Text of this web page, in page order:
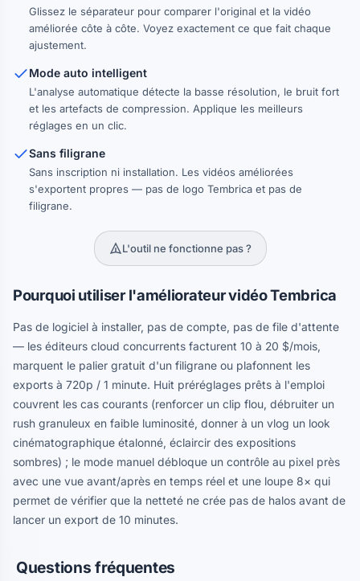
Glissez le séparateur pour comparer l'original et la vidéo
améliorée côte à côte. Voyez exactement ce que fait chaque
ajustement.
Mode auto intelligent
L'analyse automatique détecte la basse résolution, le bruit fort
et les artefacts de compression. Applique les meilleurs
réglages en un clic.
Sans filigrane
Sans inscription ni installation. Les vidéos améliorées
s'exportent propres — pas de logo Tembrica et pas de
filigrane.
L'outil ne fonctionne pas ?
Pourquoi utiliser l'améliorateur vidéo Tembrica
Pas de logiciel à installer, pas de compte, pas de file d'attente
— les éditeurs cloud concurrents facturent 10 à 20 $/mois,
marquent le palier gratuit d'un filigrane ou plafonnent les
exports à 720p / 1 minute. Huit préréglages prêts à l'emploi
couvrent les cas courants (renforcer un clip flou, débruiter un
rush granuleux en faible luminosité, donner à un vlog un look
cinématographique étalonné, éclaircir des expositions
sombres) ; le mode manuel débloque un contrôle au pixel près
avec une vue avant/après en temps réel et une loupe 8× qui
permet de vérifier que la netteté ne crée pas de halos avant de
lancer un export de 10 minutes.
Questions fréquentes